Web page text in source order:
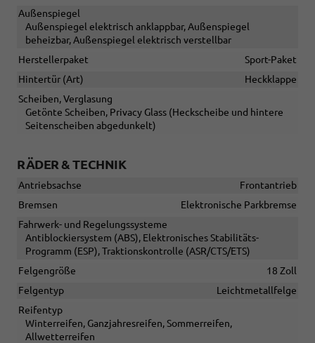
Außenspiegel
Außenspiegel elektrisch anklappbar, Außenspiegel
beheizbar, Außenspiegel elektrisch verstellbar
Herstellerpaket
Sport-Paket
Hintertür (Art)
Heckklappe
Scheiben, Verglasung
Getönte Scheiben, Privacy Glass (Heckscheibe und hintere
Seitenscheiben abgedunkelt)
RÄDER & TECHNIK
Antriebsachse
Frontantrieb
Bremsen
Elektronische Parkbremse
Fahrwerk- und Regelungssysteme
Antiblockiersystem (ABS), Elektronisches Stabilitäts-
Programm (ESP), Traktionskontrolle (ASR/CTS/ETS)
Felgengröße
18 Zoll
Felgentyp
Leichtmetallfelge
Reifentyp
Winterreifen, Ganzjahresreifen, Sommerreifen,
Allwetterreifen